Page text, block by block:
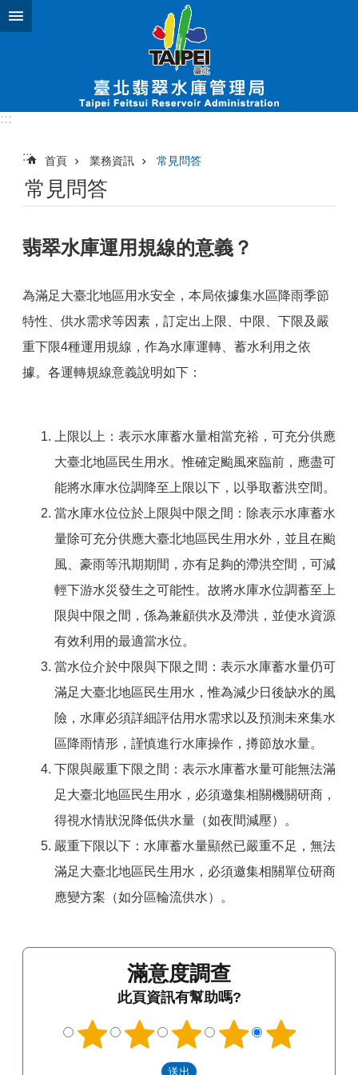
跳到主要內容區塊
:::
::: 首頁 業務資訊 常見問答
常見問答
翡翠水庫運用規線的意義？
為滿足大臺北地區用水安全，本局依據集水區降雨季節
特性、供水需求等因素，訂定出上限、中限、下限及嚴
重下限4種運用規線，作為水庫運轉、蓄水利用之依
據。各運轉規線意義說明如下：
上限以上：表示水庫蓄水量相當充裕，可充分供應
大臺北地區民生用水。惟確定颱風來臨前，應盡可
能將水庫水位調降至上限以下，以爭取蓄洪空間。
當水庫水位位於上限與中限之間：除表示水庫蓄水
量除可充分供應大臺北地區民生用水外，並且在颱
風、豪雨等汛期期間，亦有足夠的滯洪空間，可減
輕下游水災發生之可能性。故將水庫水位調蓄至上
限與中限之間，係為兼顧供水及滯洪，並使水資源
有效利用的最適當水位。
當水位介於中限與下限之間：表示水庫蓄水量仍可
滿足大臺北地區民生用水，惟為減少日後缺水的風
險，水庫必須詳細評估用水需求以及預測未來集水
區降雨情形，謹慎進行水庫操作，撙節放水量。
下限與嚴重下限之間：表示水庫蓄水量可能無法滿
足大臺北地區民生用水，必須邀集相關機關研商，
得視水情狀況降低供水量（如夜間減壓）。
嚴重下限以下：水庫蓄水量顯然已嚴重不足，無法
滿足大臺北地區民生用水，必須邀集相關單位研商
應變方案（如分區輪流供水）。
滿意度調查
此頁資訊有幫助嗎?